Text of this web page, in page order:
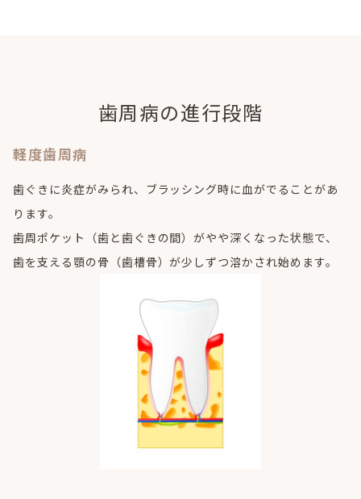
歯周病の進行段階
軽度歯周病
歯ぐきに炎症がみられ、ブラッシング時に血がでることがあ
ります。
歯周ポケット（歯と歯ぐきの間）がやや深くなった状態で、
歯を支える顎の骨（歯槽骨）が少しずつ溶かされ始めます。